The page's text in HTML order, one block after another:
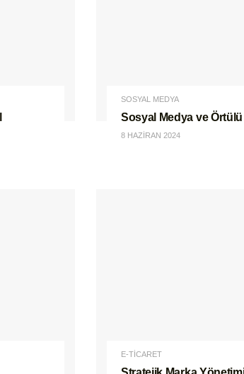
SOSYAL MEDYA
Sosyal Medya ve
8 HAZIRAN 2024
E-TİCARET